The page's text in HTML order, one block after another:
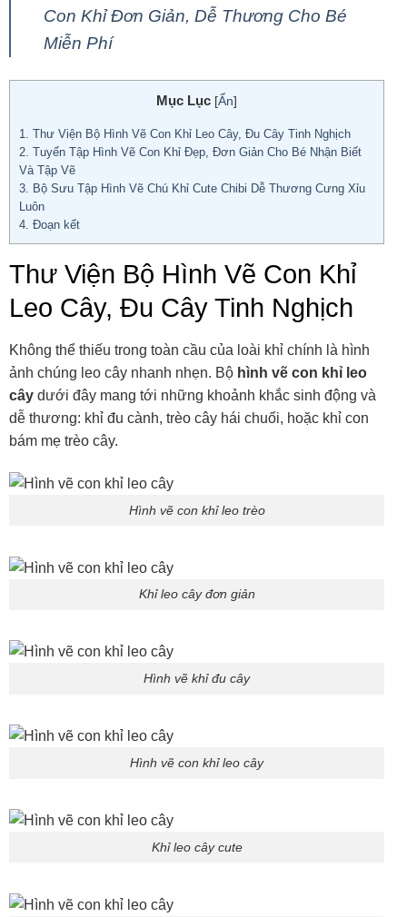
Con Khỉ Đơn Giản, Dễ Thương Cho Bé
Miễn Phí
Mục Lục [Ẩn]
1. Thư Viện Bộ Hình Vẽ Con Khỉ Leo Cây, Đu Cây Tinh Nghịch
2. Tuyển Tập Hình Vẽ Con Khỉ Đẹp, Đơn Giản Cho Bé Nhận Biết
Và Tập Vẽ
3. Bộ Sưu Tập Hình Vẽ Chú Khỉ Cute Chibi Dễ Thương Cưng Xỉu
Luôn
4. Đoạn kết
Thư Viện Bộ Hình Vẽ Con Khỉ
Leo Cây, Đu Cây Tinh Nghịch
Không thể thiếu trong toàn cầu của loài khỉ chính là hình
ảnh chúng leo cây nhanh nhẹn. Bộ hình vẽ con khỉ leo
cây dưới đây mang tới những khoảnh khắc sinh động và
dễ thương: khỉ đu cành, trèo cây hái chuối, hoặc khỉ con
bám mẹ trèo cây.
Hình vẽ con khỉ leo trèo
Khỉ leo cây đơn giản
Hình vẽ khỉ đu cây
Hình vẽ con khỉ leo cây
Khỉ leo cây cute